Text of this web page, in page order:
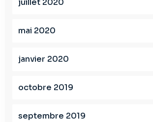
juillet 2020
mai 2020
janvier 2020
octobre 2019
septembre 2019